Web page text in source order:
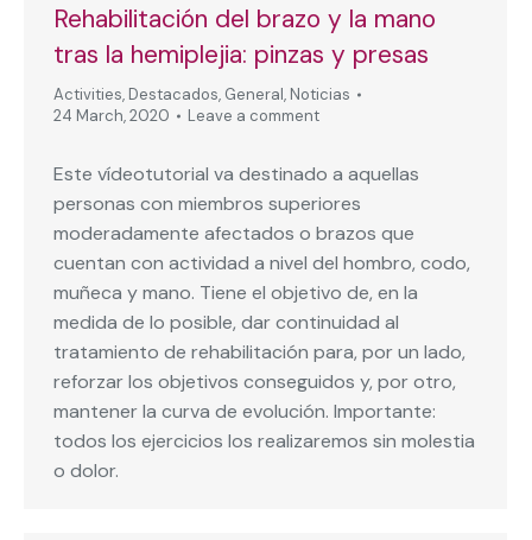
Rehabilitación del brazo y la mano
tras la hemiplejia: pinzas y presas
Activities, Destacados, General, Noticias
24 March, 2020
Leave a comment
Este vídeotutorial va destinado a aquellas
personas con miembros superiores
moderadamente afectados o brazos que
cuentan con actividad a nivel del hombro, codo,
muñeca y mano. Tiene el objetivo de, en la
medida de lo posible, dar continuidad al
tratamiento de rehabilitación para, por un lado,
reforzar los objetivos conseguidos y, por otro,
mantener la curva de evolución. Importante:
todos los ejercicios los realizaremos sin molestia
o dolor.